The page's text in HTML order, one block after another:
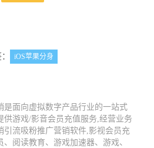
iOS苹果分身
是面向虚拟数字产品行业的一站式
供游戏/影音会员充值服务,经营业务
引流吸粉推广营销软件,影视会员充
、阅读教育、游戏加速器、游戏、